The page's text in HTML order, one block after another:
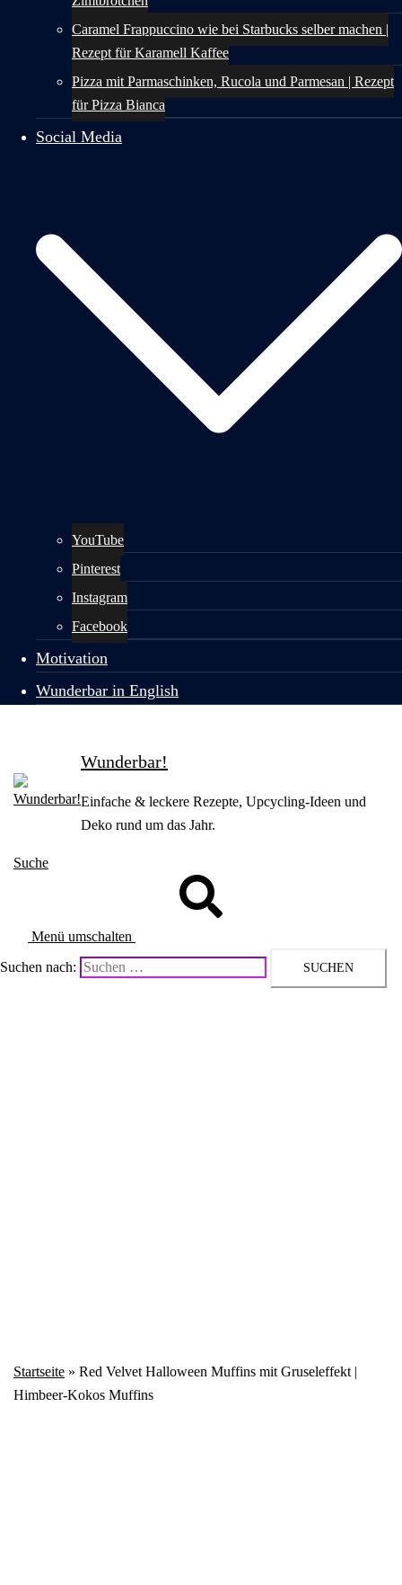
Caramel Frappuccino wie bei Starbucks selber machen |
Rezept für Karamell Kaffee
Pizza mit Parmaschinken, Rucola und Parmesan | Rezept
für Pizza Bianca
Social Media
YouTube
Pinterest
Instagram
Facebook
Motivation
Wunderbar in English
Wunderbar!
Einfache & leckere Rezepte, Upcycling-Ideen und
Deko rund um das Jahr.
Suche
Menü umschalten
Suchen nach:
Startseite » Red Velvet Halloween Muffins mit Gruseleffekt |
Himbeer-Kokos Muffins